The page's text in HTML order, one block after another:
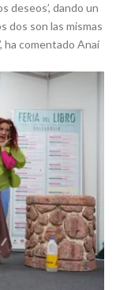
deseos’, dando un
dos son las mismas
ha comentado Anaí